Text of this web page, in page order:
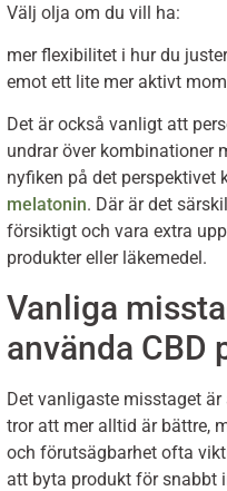
Välj olja om du vill ha:
mer flexibilitet i hur du
emot ett lite mer aktivt
Det är också vanligt att
undrar över kombinationer
nyfiken på det perspektivet
melatonin. Där är det
försiktigt och vara extra
produkter eller läkemedel.
Vanliga
använda CBD
Det vanligaste misstaget
tror att mer alltid är bättre,
och förutsägbarhet ofta
att byta produkt för snabbt